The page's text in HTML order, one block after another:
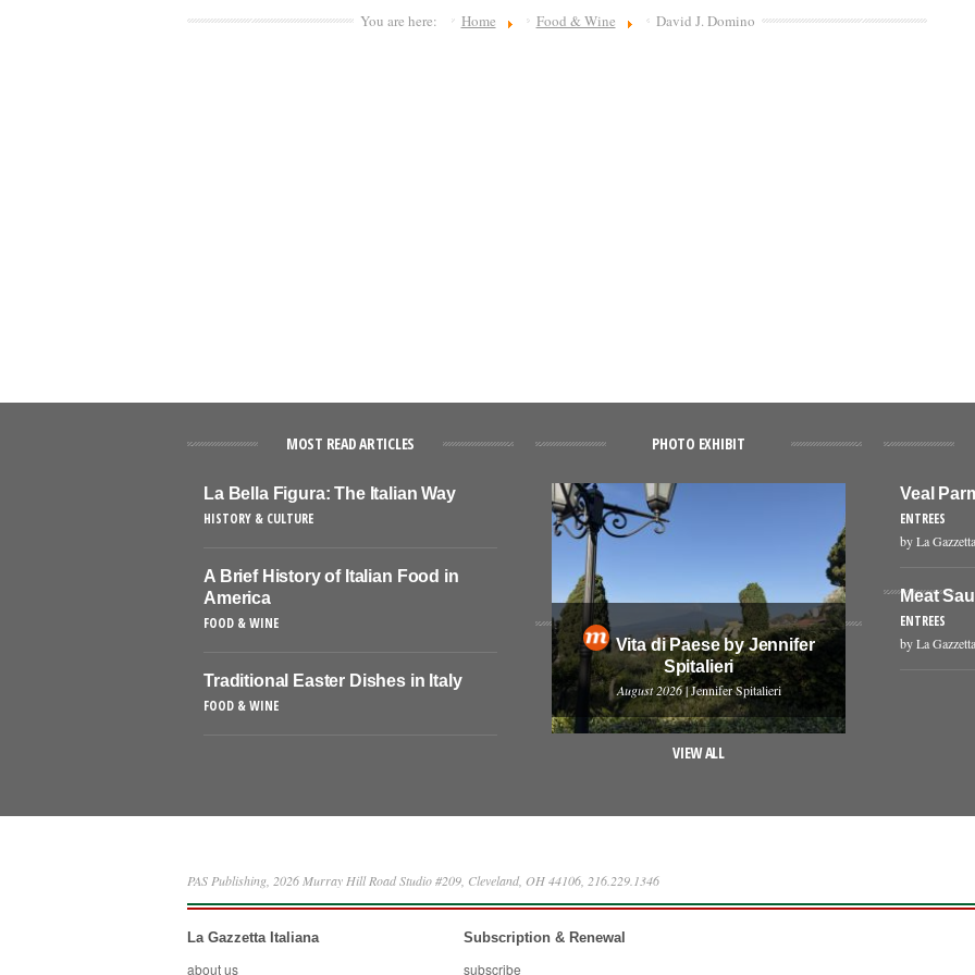
You are here: Home Food & Wine David J. Domino
MOST READ ARTICLES
La Bella Figura: The Italian Way
HISTORY & CULTURE
A Brief History of Italian Food in
America
FOOD & WINE
Traditional Easter Dishes in Italy
FOOD & WINE
PHOTO EXHIBIT
Vita di Paese by Jennifer
Spitalieri
August 2026| Jennifer Spitalieri
VIEW ALL
Veal
ENTREES
by La
Meat
ENTREES
by La
PAS Publishing, 2026 Murray Hill Road Studio #209, Cleveland, OH 44106, 216.229.1346
La Gazzetta Italiana
about us
Subscription & Renewal
subscribe